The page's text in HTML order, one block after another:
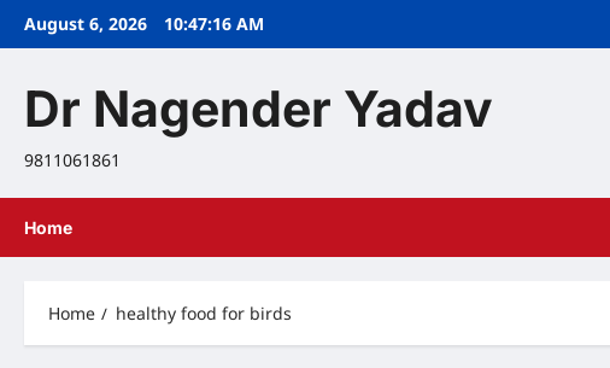
SkipAugust 6, 2026 10:47:16 AM
Dr Nagender Yadav
9811061861
Home
Home healthy food for birds